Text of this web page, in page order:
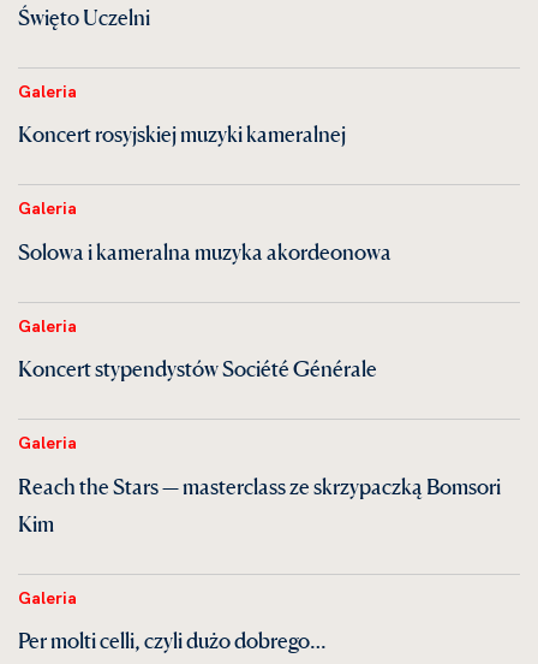
Święto Uczelni
Galeria
Koncert rosyjskiej muzyki kameralnej
Galeria
Solowa i kameralna muzyka akordeonowa
Galeria
Koncert stypendystów Société Générale
Galeria
Reach the Stars — masterclass ze skrzypaczką Bomsori
Kim
Galeria
Per molti celli, czyli dużo dobrego…